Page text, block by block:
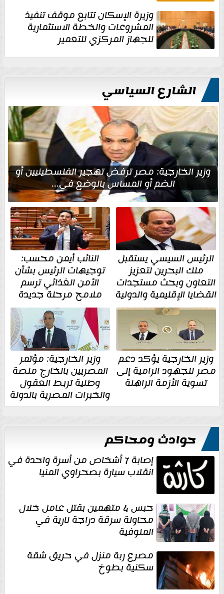
وزيرة الإسكان تتابع موقف تنفيذ
المشروعات والخطة الاستثمارية
للجهاز المركزي للتعمير
الشارع السياسي
وزير الخارجية: مصر ترفض تهجير الفلسطينيين أو
الضم أو المساس بالوضع في...
الرئيس السيسي يستقبل
ملك البحرين لتعزيز
التعاون وبحث مستجدات
القضايا الإقليمية والدولية
النائب أيمن محسب:
توجيهات الرئيس بشأن
الأمن الغذائي ترسم
ملامح مرحلة جديدة
وزير الخارجية يؤكد دعم
مصر للجهود الرامية إلى
تسوية الأزمة الراهنة
وزير الخارجية: مؤتمر
المصريين بالخارج منصة
وطنية تربط العقول
والخبرات المصرية بالدولة
حوادث ومحاكم
إصابة 7 أشخاص من أسرة واحدة في
انقلاب سيارة بصحراوي المنيا
حبس 4 متهمين بقتل عامل خلال
محاولة سرقة دراجة نارية في
المنوفية
مصرع ربة منزل في حريق شقة
سكنية بطوخ